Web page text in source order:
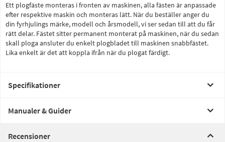
Ett plogfäste monteras i fronten av maskinen, alla fästen är anpassade
efter respektive maskin och monteras lätt. När du beställer anger du
din fyrhjulings märke, modell och årsmodell, vi ser sedan till att du får
rätt delar. Fästet sitter permanent monterat på maskinen, när du sedan
skall ploga ansluter du enkelt plogbladet till maskinen snabbfästet.
Lika enkelt är det att koppla ifrån när du plogat färdigt.
Specifikationer
Manualer & Guider
Recensioner